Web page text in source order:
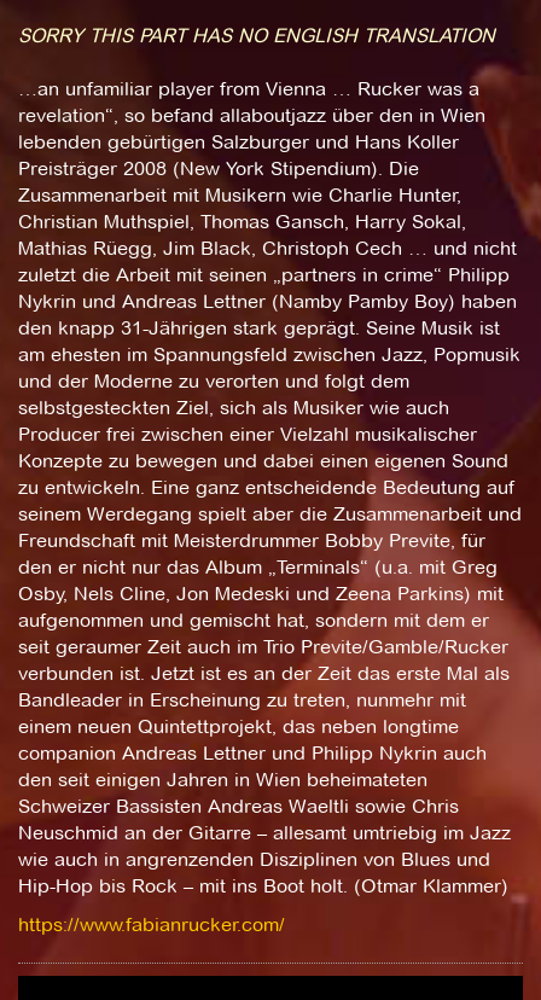
SORRY THIS PART HAS NO ENGLISH TRANSLATION
…an unfamiliar player from Vienna … Rucker was a
revelation“, so befand allaboutjazz über den in Wien
lebenden gebürtigen Salzburger und Hans Koller
Preisträger 2008 (New York Stipendium). Die
Zusammenarbeit mit Musikern wie Charlie Hunter,
Christian Muthspiel, Thomas Gansch, Harry Sokal,
Mathias Rüegg, Jim Black, Christoph Cech … und nicht
zuletzt die Arbeit mit seinen „partners in crime“ Philipp
Nykrin und Andreas Lettner (Namby Pamby Boy) haben
den knapp 31-Jährigen stark geprägt. Seine Musik ist
am ehesten im Spannungsfeld zwischen Jazz, Popmusik
und der Moderne zu verorten und folgt dem
selbstgesteckten Ziel, sich als Musiker wie auch
Producer frei zwischen einer Vielzahl musikalischer
Konzepte zu bewegen und dabei einen eigenen Sound
zu entwickeln. Eine ganz entscheidende Bedeutung auf
seinem Werdegang spielt aber die Zusammenarbeit und
Freundschaft mit Meisterdrummer Bobby Previte, für
den er nicht nur das Album „Terminals“ (u.a. mit Greg
Osby, Nels Cline, Jon Medeski und Zeena Parkins) mit
aufgenommen und gemischt hat, sondern mit dem er
seit geraumer Zeit auch im Trio Previte/Gamble/Rucker
verbunden ist. Jetzt ist es an der Zeit das erste Mal als
Bandleader in Erscheinung zu treten, nunmehr mit
einem neuen Quintettprojekt, das neben longtime
companion Andreas Lettner und Philipp Nykrin auch
den seit einigen Jahren in Wien beheimateten
Schweizer Bassisten Andreas Waeltli sowie Chris
Neuschmid an der Gitarre – allesamt umtriebig im Jazz
wie auch in angrenzenden Disziplinen von Blues und
Hip-Hop bis Rock – mit ins Boot holt. (Otmar Klammer)
https://www.fabianrucker.com/